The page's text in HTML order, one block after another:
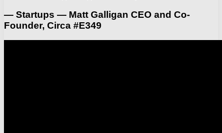
— Startups — Matt Galligan CEO and Co-
Founder, Circa #E349